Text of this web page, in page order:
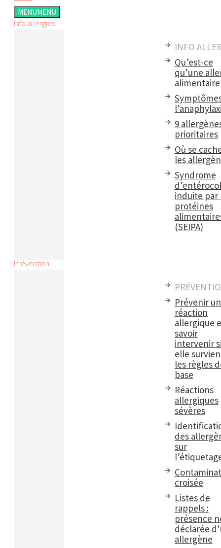
MENUMENU
Info allergies
INFO
Qu’est-ce
qu’une
9
prioritaires
Où se
les
Syndrome
induite par
protéines
(SEIPA)
Prévention
Prévenir
réaction
allergique
savoir
intervenir
elle
les règles
base
Réactions
allergiques
sévères
des
sur
croisée
Listes de
rappels :
présence
déclarée
allergène